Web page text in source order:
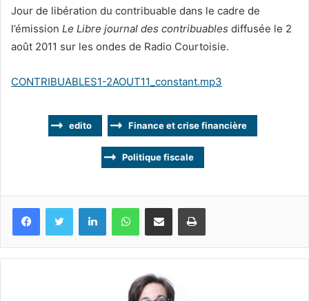
Jour de libération du contribuable dans le cadre de
l’émission Le Libre journal des contribuables diffusée le 2
août 2011 sur les ondes de Radio Courtoisie.
CONTRIBUABLES1-2AOUT11_constant.mp3
edito Finance et crise financière
Politique fiscale
FacebookTwitter LinkedinWhatsApp
Partagez par mail Imprimez